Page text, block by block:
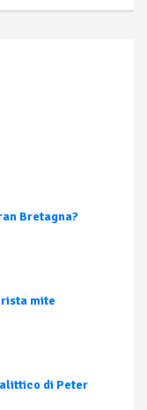
Bretagna?
mite
di Peter